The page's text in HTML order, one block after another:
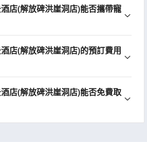
店(解放碑洪崖洞店)能否攜帶寵
店(解放碑洪崖洞店)的預訂費用
店(解放碑洪崖洞店)能否免費取